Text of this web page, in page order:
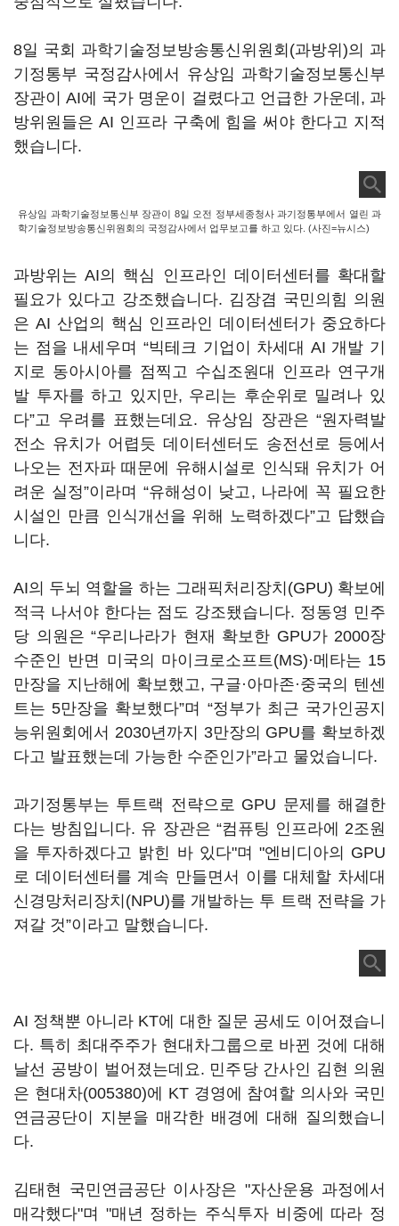
8일 국회 과학기술정보방송통신위원회(과방위)의 과
기정통부 국정감사에서 유상임 과학기술정보통신부
장관이 AI에 국가 명운이 걸렸다고 언급한 가운데, 과
방위원들은 AI 인프라 구축에 힘을 써야 한다고 지적
했습니다.
유상임 과학기술정보통신부 장관이 8일 오전 정부세종청사 과기정통부에서 열린 과
학기술정보방송통신위원회의 국정감사에서 업무보고를 하고 있다. (사진=뉴시스)
과방위는 AI의 핵심 인프라인 데이터센터를 확대할
필요가 있다고 강조했습니다. 김장겸 국민의힘 의원
은 AI 산업의 핵심 인프라인 데이터센터가 중요하다
는 점을 내세우며 “빅테크 기업이 차세대 AI 개발 기
지로 동아시아를 점찍고 수십조원대 인프라 연구개
발 투자를 하고 있지만, 우리는 후순위로 밀려나 있
다”고 우려를 표했는데요. 유상임 장관은 “원자력발
전소 유치가 어렵듯 데이터센터도 송전선로 등에서
나오는 전자파 때문에 유해시설로 인식돼 유치가 어
려운 실정”이라며 “유해성이 낮고, 나라에 꼭 필요한
시설인 만큼 인식개선을 위해 노력하겠다”고 답했습
니다.
AI의 두뇌 역할을 하는 그래픽처리장치(GPU) 확보에
적극 나서야 한다는 점도 강조됐습니다. 정동영 민주
당 의원은 “우리나라가 현재 확보한 GPU가 2000장
수준인 반면 미국의 마이크로소프트(MS)·메타는 15
만장을 지난해에 확보했고, 구글·아마존·중국의 텐센
트는 5만장을 확보했다”며 “정부가 최근 국가인공지
능위원회에서 2030년까지 3만장의 GPU를 확보하겠
다고 발표했는데 가능한 수준인가”라고 물었습니다.
과기정통부는 투트랙 전략으로 GPU 문제를 해결한
다는 방침입니다. 유 장관은 “컴퓨팅 인프라에 2조원
을 투자하겠다고 밝힌 바 있다"며 "엔비디아의 GPU
로 데이터센터를 계속 만들면서 이를 대체할 차세대
신경망처리장치(NPU)를 개발하는 투 트랙 전략을 가
져갈 것”이라고 말했습니다.
AI 정책뿐 아니라 KT에 대한 질문 공세도 이어졌습니
다. 특히 최대주주가 현대차그룹으로 바뀐 것에 대해
날선 공방이 벌어졌는데요. 민주당 간사인 김현 의원
은 현대차(005380)에 KT 경영에 참여할 의사와 국민
연금공단이 지분을 매각한 배경에 대해 질의했습니
다.
김태현 국민연금공단 이사장은 "자산운용 과정에서
매각했다"며 "매년 정하는 주식투자 비중에 따라 정